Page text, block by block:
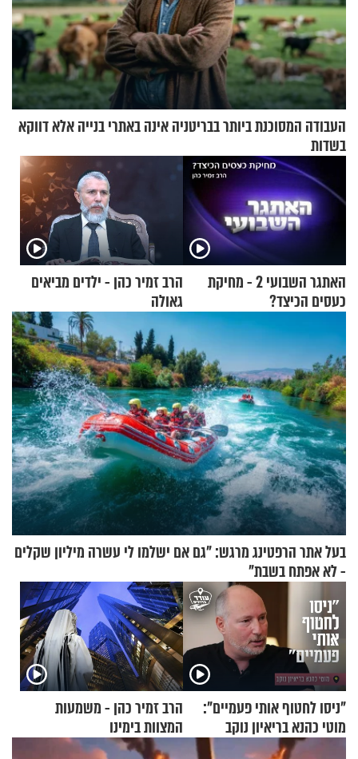
העבודה המסוכנת ביותר בבריטניה אינה באתרי בנייה אלא דווקא
בשדות
האתגר השבועי 2 - מחיקת
כעסים הכיצד?
הרב זמיר כהן - ילדים מביאים
גאולה
בעל אתר הרפטינג מרגש: "גם אם ישלמו לי עשרה מיליון שקלים
- לא אפתח בשבת"
"ניסו לחטוף אותי פעמיים":
מוטי כהנא בריאיון נוקב
הרב זמיר כהן - משמעות
המצוות בימינו